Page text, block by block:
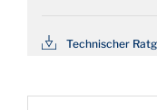
Technischer